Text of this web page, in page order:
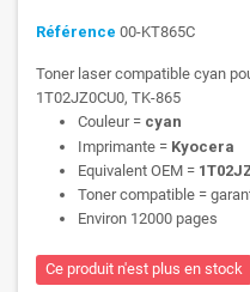
Référence 00-KT865C
Toner laser compatible cyan
1T02JZ0CU0, TK-865
Couleur = cyan
Imprimante = Kyocera
Equivalent OEM =
Toner compatible =
Environ 12000 pages
Ce produit n'est plus en stock